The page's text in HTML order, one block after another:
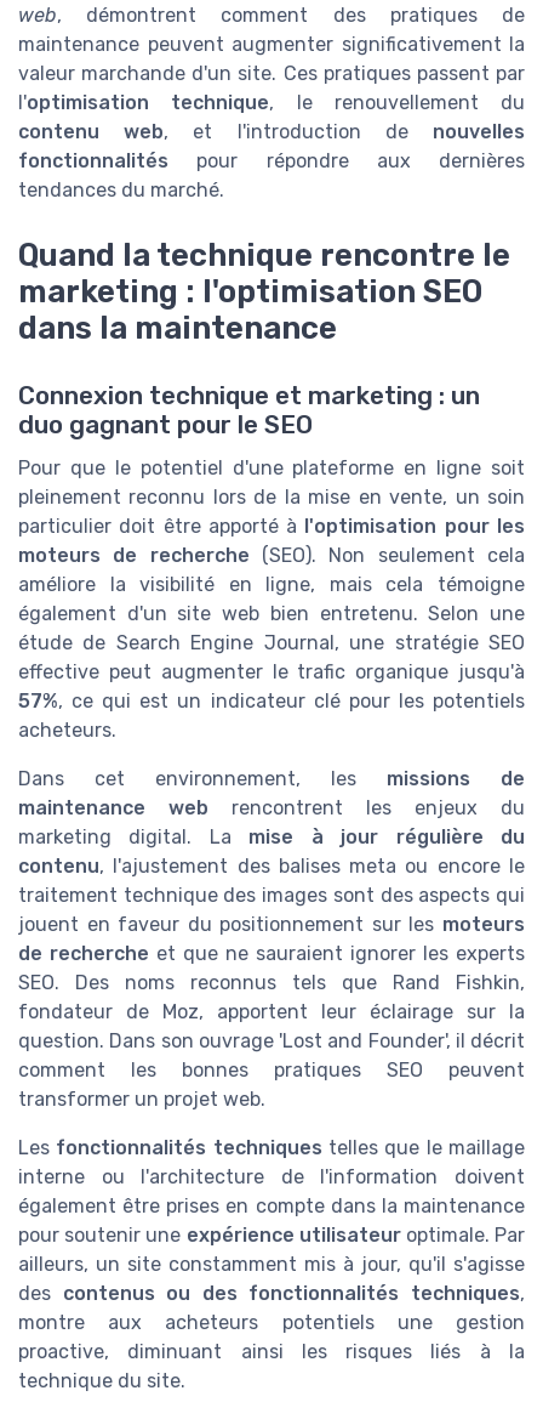
web, démontrent comment des pratiques de
maintenance peuvent augmenter significativement la
valeur marchande d'un site. Ces pratiques passent par
l'optimisation technique, le renouvellement du
contenu web, et l'introduction de nouvelles
fonctionnalités pour répondre aux dernières
tendances du marché.
Quand la technique rencontre le
marketing : l'optimisation SEO
dans la maintenance
Connexion technique et marketing : un
duo gagnant pour le SEO
Pour que le potentiel d'une plateforme en ligne soit
pleinement reconnu lors de la mise en vente, un soin
particulier doit être apporté à l'optimisation pour les
moteurs de recherche (SEO). Non seulement cela
améliore la visibilité en ligne, mais cela témoigne
également d'un site web bien entretenu. Selon une
étude de Search Engine Journal, une stratégie SEO
effective peut augmenter le trafic organique jusqu'à
57%, ce qui est un indicateur clé pour les potentiels
acheteurs.
Dans cet environnement, les missions de
maintenance web rencontrent les enjeux du
marketing digital. La mise à jour régulière du
contenu, l'ajustement des balises meta ou encore le
traitement technique des images sont des aspects qui
jouent en faveur du positionnement sur les moteurs
de recherche et que ne sauraient ignorer les experts
SEO. Des noms reconnus tels que Rand Fishkin,
fondateur de Moz, apportent leur éclairage sur la
question. Dans son ouvrage 'Lost and Founder', il décrit
comment les bonnes pratiques SEO peuvent
transformer un projet web.
Les fonctionnalités techniques telles que le maillage
interne ou l'architecture de l'information doivent
également être prises en compte dans la maintenance
pour soutenir une expérience utilisateuroptimale. Par
ailleurs, un site constamment mis à jour, qu'il s'agisse
des contenus ou des fonctionnalités techniques,
montre aux acheteurs potentiels une gestion
proactive, diminuant ainsi les risques liés à la
technique du site.